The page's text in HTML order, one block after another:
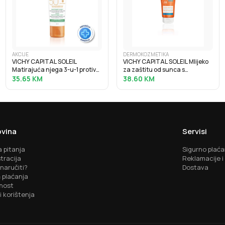
AKCIJE
VICHY CAPITAL SOLEIL
Matirajuća njega 3-u-1 protiv
masnog sjaja SPF50+, 50 ml
35.65 KM
DERMOKOZMETIKA
VICHY CAPITAL SOLEIL Mlijeko
za zaštitu od sunca s
hidratacijskom hijaluronskom
38.60 KM
pitanja
plaćanja
korištenja
Servisi
Sigurno
Reklamacije
Dostava